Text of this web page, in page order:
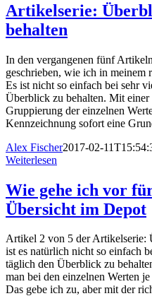
Artikelserie:
behalten
In den vergangenen fünf
geschrieben, wie ich in meinem
Es ist nicht so einfach bei sehr
Überblick zu behalten. Mit einer
Gruppierung der einzelnen
Kennzeichnung sofort eine
Alex Fischer2017-02-
Weiterlesen
Wie gehe ich vor
Übersicht im Depot
Artikel 2 von 5 der Artikelserie:
ist es natürlich nicht so einfach
täglich den Überblick zu
man bei den einzelnen Werten
Das gebe ich zu, aber mit der